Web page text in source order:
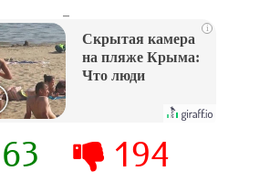
i
Скрытая камера
на пляже Крыма:
Что люди
их не видят...
63 194